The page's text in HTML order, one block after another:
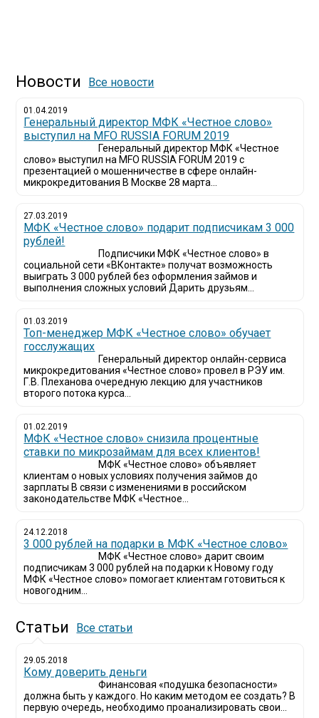
Новости Все новости
01.04.2019
Генеральный директор МФК «Честное слово»
выступил на MFO RUSSIA FORUM 2019
Генеральный директор МФК «Честное
слово» выступил на MFO RUSSIA FORUM 2019 с
презентацией о мошенничестве в сфере онлайн-
микрокредитования В Москве 28 марта...
27.03.2019
МФК «Честное слово» подарит подписчикам 3 000
рублей!
Подписчики МФК «Честное слово» в
социальной сети «ВКонтакте» получат возможность
выиграть 3 000 рублей без оформления займов и
выполнения сложных условий Дарить друзьям...
01.03.2019
Топ-менеджер МФК «Честное слово» обучает
госслужащих
Генеральный директор онлайн-сервиса
микрокредитования «Честное слово» провел в РЭУ им.
Г.В. Плеханова очередную лекцию для участников
второго потока курса...
01.02.2019
МФК «Честное слово» снизила процентные
ставки по микрозаймам для всех клиентов!
МФК «Честное слово» объявляет
клиентам о новых условиях получения займов до
зарплаты В связи с изменениями в российском
законодательстве МФК «Честное...
24.12.2018
3 000 рублей на подарки в МФК «Честное слово»
МФК «Честное слово» дарит своим
подписчикам 3 000 рублей на подарки к Новому году
МФК «Честное слово» помогает клиентам готовиться к
новогодним...
Статьи Все статьи
29.05.2018
Кому доверить деньги
Финансовая «подушка безопасности»
должна быть у каждого. Но каким методом ее создать? В
первую очередь, необходимо проанализировать свои...